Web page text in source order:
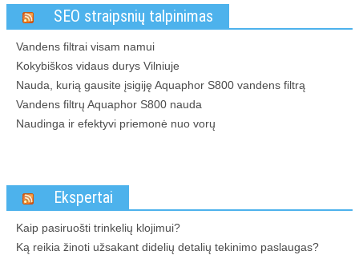
SEO straipsnių talpinimas
Vandens filtrai visam namui
Kokybiškos vidaus durys Vilniuje
Nauda, kurią gausite įsigiję Aquaphor S800 vandens filtrą
Vandens filtrų Aquaphor S800 nauda
Naudinga ir efektyvi priemonė nuo vorų
Ekspertai
Kaip pasiruošti trinkelių klojimui?
Ką reikia žinoti užsakant didelių detalių tekinimo paslaugas?